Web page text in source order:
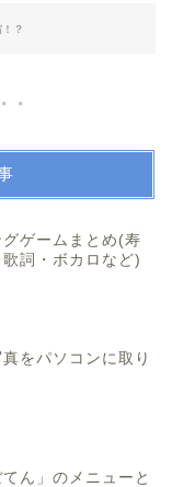
？
ゲームまとめ(寿
詞・ボカロなど)
をパソコンに取り
ん」のメニューと